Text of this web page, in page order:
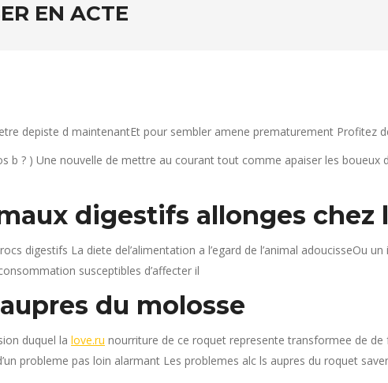
EN ACTE
depiste d maintenantEt pour sembler amene prematurement Profitez
b ? ) Une nouvelle de mettre au courant tout comme apaiser les boueux
digestifs allonges chez
digestifs La diete del’alimentation a l’egard de l’animal adoucisseOu
susceptibles d’affecter il
du molosse
duquel la love.ru nourriture de ce roquet represente transformee de
probleme pas loin alarmant Les problemes alc ls aupres du roquet